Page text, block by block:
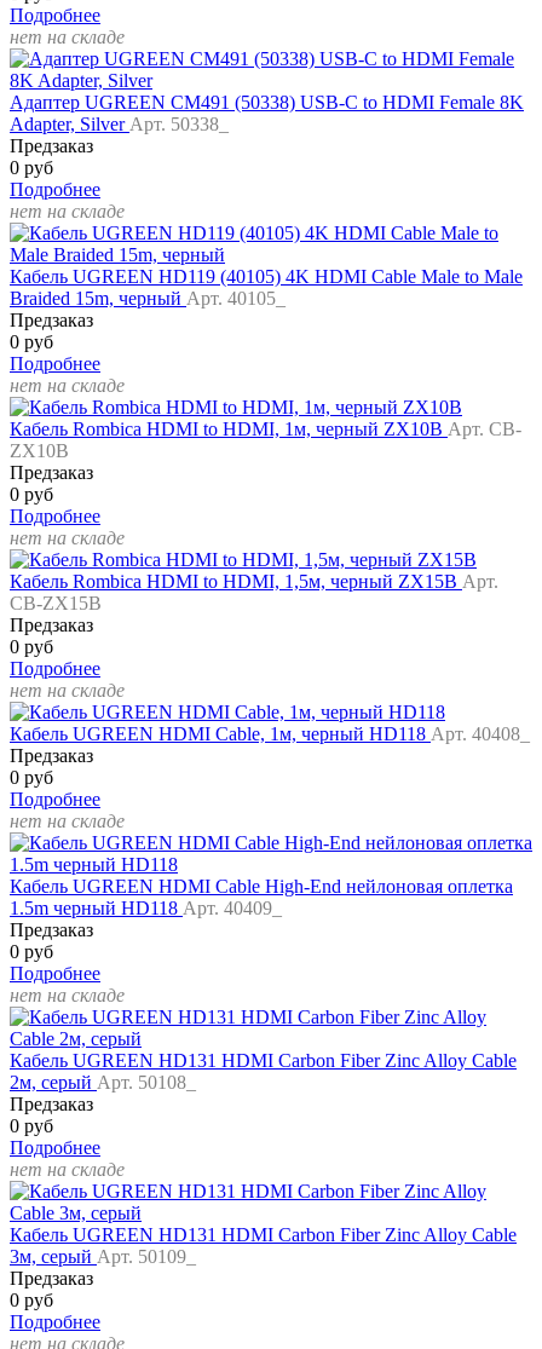
Подробнее
нет на складе
Адаптер UGREEN CM491 (50338) USB-C to HDMI Female 8K
Adapter, SilverАрт. 50338_
Предзаказ
0 руб
Подробнее
нет на складе
Кабель UGREEN HD119 (40105) 4K HDMI Cable Male to Male
Braided 15m, черный Арт. 40105_
Предзаказ
0 руб
Подробнее
нет на складе
Кабель Rombica HDMI to HDMI, 1м, черный ZX10B Арт. CB-
ZX10B
Предзаказ
0 руб
Подробнее
нет на складе
Кабель Rombica HDMI to HDMI, 1,5м, черный ZX15B Арт.
CB-ZX15B
Предзаказ
0 руб
Подробнее
нет на складе
Кабель UGREEN HDMI Cable, 1м, черный HD118 Арт. 40408_
Предзаказ
0 руб
Подробнее
нет на складе
Кабель UGREEN HDMI Cable High-End нейлоновая оплетка
1.5m черный HD118 Арт. 40409_
Предзаказ
0 руб
Подробнее
нет на складе
Кабель UGREEN HD131 HDMI Carbon Fiber Zinc Alloy Cable
2м, серый Арт. 50108_
Предзаказ
0 руб
Подробнее
нет на складе
Кабель UGREEN HD131 HDMI Carbon Fiber Zinc Alloy Cable
3м, серый Арт. 50109_
Предзаказ
0 руб
Подробнее
нет на складе